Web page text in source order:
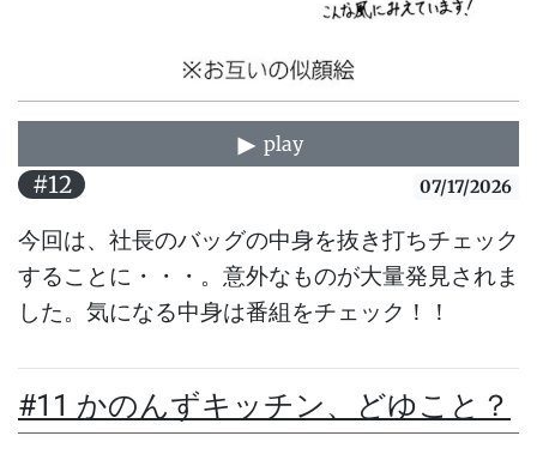
play
#12 07/17/2026
今回は、社長のバッグの中身を抜き打ちチェック
することに・・・。意外なものが大量発見されま
した。気になる中身は番組をチェック！！
#11 かのんずキッチン、どゆこと？